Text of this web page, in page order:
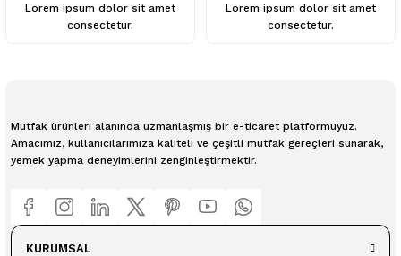
Lorem ipsum dolor sit amet
consectetur.
Lorem ipsum dolor sit amet
consectetur.
Mutfak ürünleri alanında uzmanlaşmış bir e-ticaret platformuyuz.
Amacımız, kullanıcılarımıza kaliteli ve çeşitli mutfak gereçleri sunarak,
yemek yapma deneyimlerini zenginleştirmektir.
KURUMSAL